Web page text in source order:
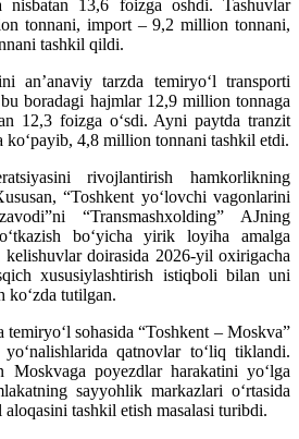
nisbatan 13,6 foizga oshdi. Tashuvlar
tonnani, import – 9,2 million tonnani,
tashkil qildi.
an’anaviy tarzda temiryo‘l transporti
boradagi hajmlar 12,9 million tonnaga
12,3 foizga o‘sdi. Ayni paytda tranzit
4,8 million tonnani tashkil etdi.
rivojlantirish hamkorlikning
“Toshkent yo‘lovchi vagonlarini
“Transmashxolding” AJning
bo‘yicha yirik loyiha amalga
doirasida 2026-yil oxirigacha
xususiylashtirish istiqboli bilan uni
ko‘zda tutilgan.
temiryo‘l sohasida “Toshkent – Moskva”
qatnovlar to‘liq tiklandi.
poyezdlar harakatini yo‘lga
sayyohlik markazlari o‘rtasida
aloqasini tashkil etish masalasi turibdi.